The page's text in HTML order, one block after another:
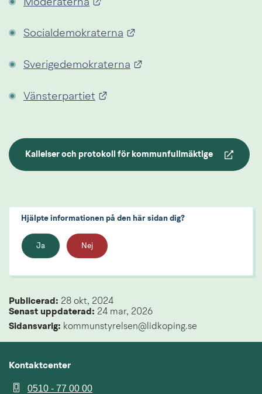
Moderaterna
Socialdemokraterna
Sverigedemokraterna
Vänsterpartiet
Kallelser och protokoll för kommunfullmäktige
Hjälpte informationen på den här sidan dig?
Ja Nej
Publicerad: 28 okt, 2024
Senast uppdaterad: 24 mar, 2026
Sidansvarig: kommunstyrelsen@lidkoping.se
Kontaktcenter
0510 - 77 00 00